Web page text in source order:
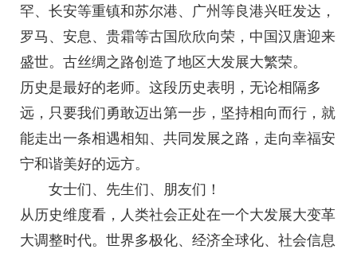
罕、长安等重镇和苏尔港、广州等良港兴旺发达，
罗马、安息、贵霜等古国欣欣向荣，中国汉唐迎来
盛世。古丝绸之路创造了地区大发展大繁荣。
历史是最好的老师。这段历史表明，无论相隔多
远，只要我们勇敢迈出第一步，坚持相向而行，就
能走出一条相遇相知、共同发展之路，走向幸福安
宁和谐美好的远方。
女士们、先生们、朋友们！
从历史维度看，人类社会正处在一个大发展大变革
大调整时代。世界多极化、经济全球化、社会信息